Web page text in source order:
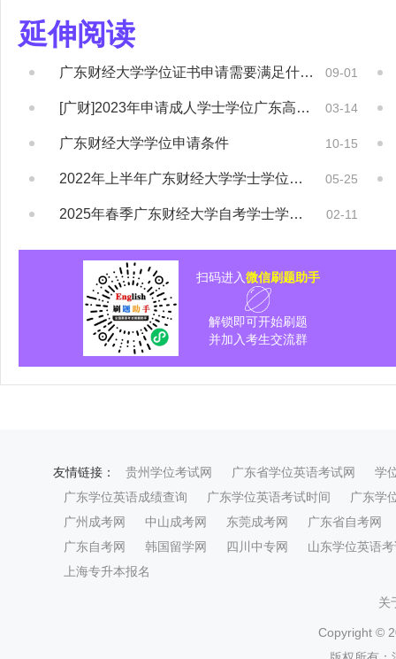
延伸阅读
广东财经大学学位证书申请需要满足什么条件？ 09-01
[广财]2023年申请成人学士学位广东高校... 03-14
广东财经大学学位申请条件 10-15
2022年上半年广东财经大学学士学位论文答... 05-25
2025年春季广东财经大学自考学士学位证书... 02-11
扫码进入微信刷题助手
解锁即可开始刷题
并加入考生交流群
友情链接： 贵州学位考试网 广东省学位英语考试网
学
广东学位英语成绩查询
广东学位英语考试时间
广东学
广州成考网
中山成考网 东莞成考网
广东省自考网
广东自考网
韩国留学网 四川中专网
山东学位英语
上海专升本报名
关
Copyright ©